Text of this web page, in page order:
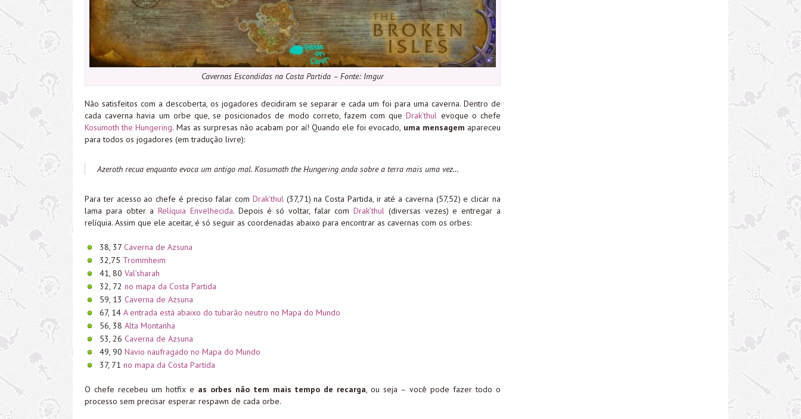
Cavernas Escondidas na Costa Partida – Fonte: Imgur
Não satisfeitos com a descoberta, os jogadores decidiram se separar e cada um foi para uma caverna. Dentro de
cada caverna havia um orbe que, se posicionados de modo correto, fazem com queDrak’thul evoque o chefe
Kosumoth the Hungering. Mas as surpresas não acabam por aí! Quando ele foi evocado, uma mensagem apareceu
para todos os jogadores (em tradução livre):
Azeroth recua enquanto evoca um antigo mal. Kosumoth the Hungering anda sobre a terra mais uma vez…
Para ter acesso ao chefe é preciso falar com Drak’thul(37,71) na Costa Partida, ir até a caverna (57,52) e clicar na
lama para obter aRelíquia Envelhecida. Depois é só voltar, falar comDrak’thul (diversas vezes) e entregar a
relíquia. Assim que ele aceitar, é só seguir as coordenadas abaixo para encontrar as cavernas com os orbes:
38, 37 Caverna de Azsuna
32,75 Trommheim
41, 80 Val’sharah
32, 72 no mapa da Costa Partida
59, 13 Caverna de Azsuna
67, 14 A entrada está abaixo do tubarão neutro no Mapa do Mundo
56, 38 Alta Montanha
53, 26 Caverna de Azsuna
49, 90 Navio naufragado no Mapa do Mundo
37, 71 no mapa da Costa Partida
O chefe recebeu um hotfix e as orbes não tem mais tempo de recarga, ou seja – você pode fazer todo o
processo sem precisar esperar respawn de cada orbe.